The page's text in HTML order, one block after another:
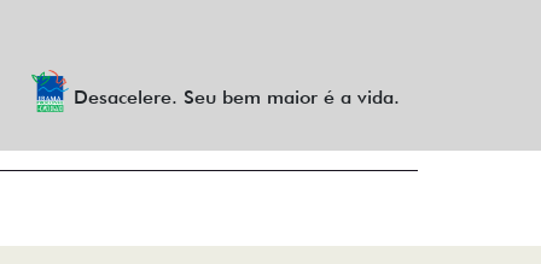
Desacelere. Seu bem maior é a vida.